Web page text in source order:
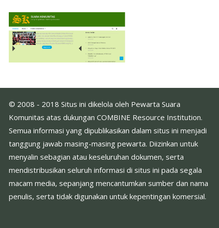
© 2008 - 2018 Situs ini dikelola oleh Pewarta Suara
Komunitas atas dukungan COMBINE Resource Institution.
Semua informasi yang dipublikasikan dalam situs ini menjadi
tanggung jawab masing-masing pewarta. Diizinkan untuk
menyalin sebagian atau keseluruhan dokumen, serta
mendistribusikan seluruh informasi di situs ini pada segala
macam media, sepanjang mencantumkan sumber dan nama
penulis, serta tidak digunakan untuk kepentingan komersial.